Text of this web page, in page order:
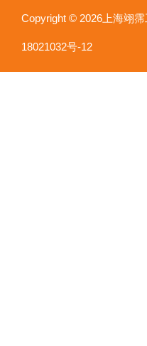
Copyright © 2026上海翊
18021032号-12